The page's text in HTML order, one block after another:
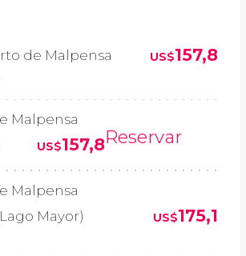
de Malpensa
US$157,8
Malpensa
US$157,8Reservar
Malpensa
Mayor)
US$175,1